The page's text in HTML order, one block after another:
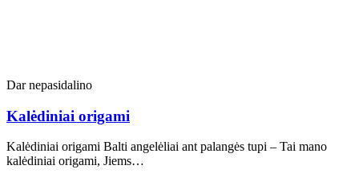
Dar nepasidalino
Kalėdiniai origami
Kalėdiniai origami Balti angelėliai ant palangės tupi – Tai mano
kalėdiniai origami, Jiems…